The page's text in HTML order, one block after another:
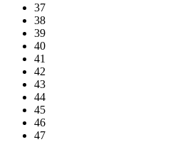
37
38
39
40
41
42
43
44
45
46
47